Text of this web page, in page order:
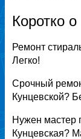
Коротко
Ремонт
Легко!
Срочный
Кунцевской?
Нужен мастер
Кунцевская?